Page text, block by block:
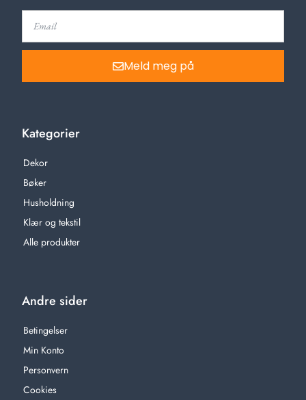
Meld meg på
Kategorier
Dekor
Bøker
Husholdning
Klær og tekstil
Alle produkter
Andre sider
Betingelser
Min Konto
Personvern
Cookies